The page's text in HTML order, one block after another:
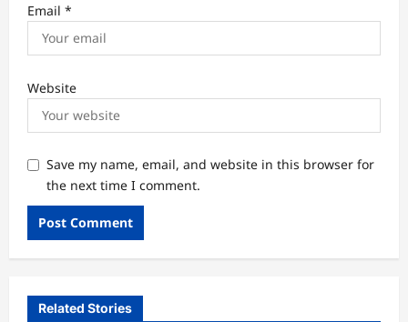
Email *
Website
Save my name, email, and website in this browser for
the next time I comment.
Related Stories